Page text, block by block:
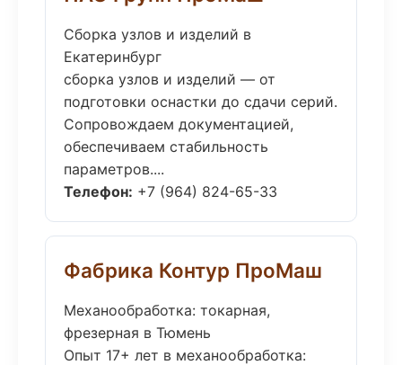
Сборка узлов и изделий в
Екатеринбург
сборка узлов и изделий — от
подготовки оснастки до сдачи серий.
Сопровождаем документацией,
обеспечиваем стабильность
параметров....
Телефон: +7 (964) 824-65-33
Фабрика Контур ПроМаш
Механообработка: токарная,
фрезерная в Тюмень
Опыт 17+ лет в механообработка: